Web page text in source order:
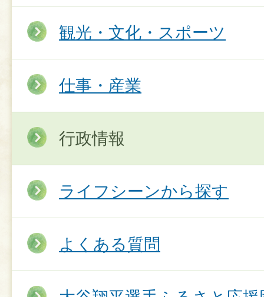
観光・文化・スポーツ
仕事・産業
行政情報
ライフシーンから探す
よくある質問